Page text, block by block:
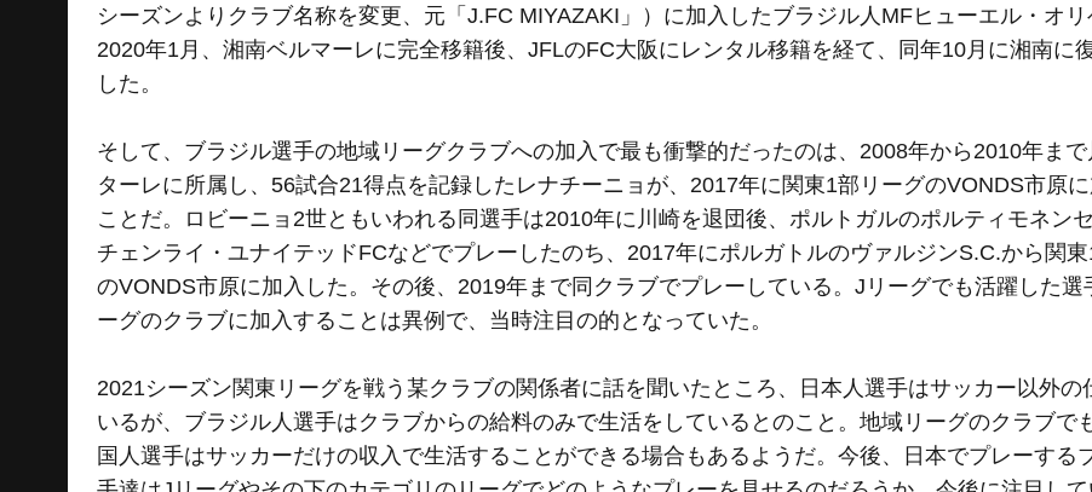
シーズンよりクラブ名称を変更、元「J.FC MIYAZAKI」）に加入したブラジル人MFヒューエル・オリ
2020年1月、湘南ベルマーレに完全移籍後、JFLのFC大阪にレンタル移籍を経て、同年10月に湘南に
した。
そして、ブラジル選手の地域リーグクラブへの加入で最も衝撃的だったのは、2008年から2010年ま
ターレに所属し、56試合21得点を記録したレナチーニョが、2017年に関東1部リーグのVONDS市原
ことだ。ロビーニョ2世ともいわれる同選手は2010年に川崎を退団後、ポルトガルのポルティモネン
チェンライ・ユナイテッドFCなどでプレーしたのち、2017年にポルガトルのヴァルジンS.C.から関
のVONDS市原に加入した。その後、2019年まで同クラブでプレーしている。Jリーグでも活躍した選
ーグのクラブに加入することは異例で、当時注目の的となっていた。
2021シーズン関東リーグを戦う某クラブの関係者に話を聞いたところ、日本人選手はサッカー以外の
いるが、ブラジル人選手はクラブからの給料のみで生活をしているとのこと。地域リーグのクラブで
国人選手はサッカーだけの収入で生活することができる場合もあるようだ。今後、日本でプレーする